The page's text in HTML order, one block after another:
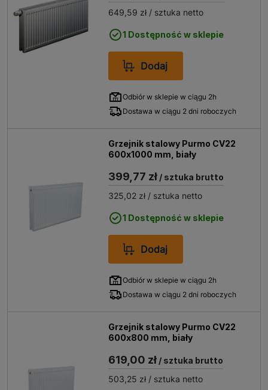
649,59 zł / sztuka netto
1 Dostępność w sklepie
Dodaj
Odbiór w sklepie w ciągu 2h
Dostawa w ciągu 2 dni roboczych
Grzejnik stalowy Purmo CV22
600x1000 mm, biały
399,77 zł / sztuka brutto
325,02 zł / sztuka netto
1 Dostępność w sklepie
Dodaj
Odbiór w sklepie w ciągu 2h
Dostawa w ciągu 2 dni roboczych
Grzejnik stalowy Purmo CV22
600x800 mm, biały
619,00 zł / sztuka brutto
503,25 zł / sztuka netto